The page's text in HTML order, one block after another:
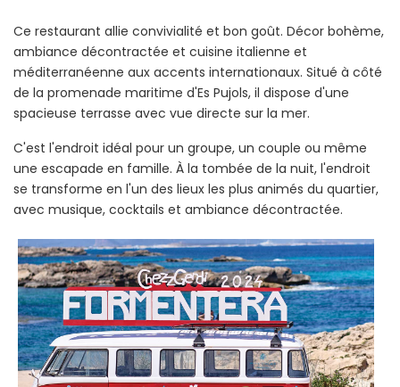
Ce restaurant allie convivialité et bon goût. Décor bohème,
ambiance décontractée et cuisine italienne et
méditerranéenne aux accents internationaux. Situé à côté
de la promenade maritime d'Es Pujols, il dispose d'une
spacieuse terrasse avec vue directe sur la mer.
C'est l'endroit idéal pour un groupe, un couple ou même
une escapade en famille. À la tombée de la nuit, l'endroit
se transforme en l'un des lieux les plus animés du quartier,
avec musique, cocktails et ambiance décontractée.